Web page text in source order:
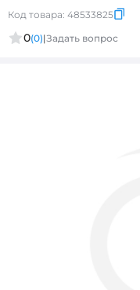
Код товара: 48533825
0(0)|Задать вопрос